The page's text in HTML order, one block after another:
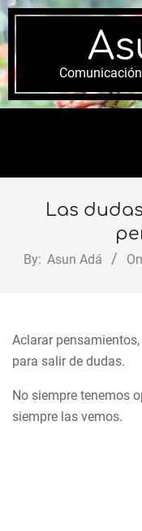
Skip
to
content
Las
By: Asun Adá
Aclarar pensamientos,
para salir de dudas.
No siempre tenemos
siempre las vemos.